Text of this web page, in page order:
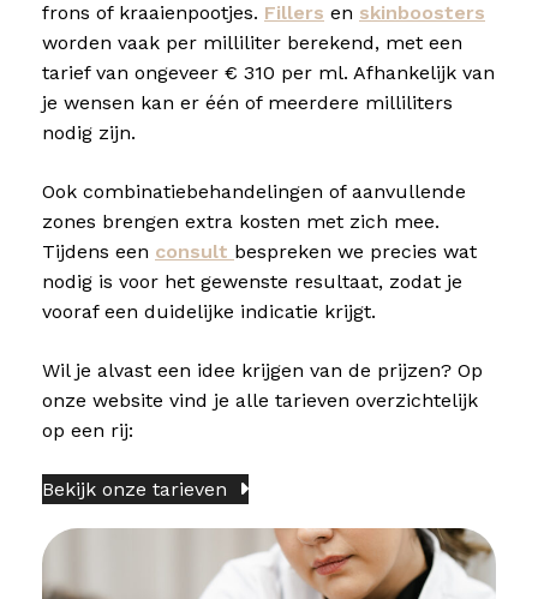
frons of kraaienpootjes. Fillers en skinboosters
worden vaak per milliliter berekend, met een
tarief van ongeveer € 310 per ml. Afhankelijk van
je wensen kan er één of meerdere milliliters
nodig zijn.
Ook combinatiebehandelingen of aanvullende
zones brengen extra kosten met zich mee.
Tijdens een consult bespreken we precies wat
nodig is voor het gewenste resultaat, zodat je
vooraf een duidelijke indicatie krijgt.
Wil je alvast een idee krijgen van de prijzen? Op
onze website vind je alle tarieven overzichtelijk
op een rij:
Bekijk onze tarieven